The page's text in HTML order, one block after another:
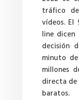
tráfico
vídeos. El
line
decisión
minuto
millones
directa de
baratos.